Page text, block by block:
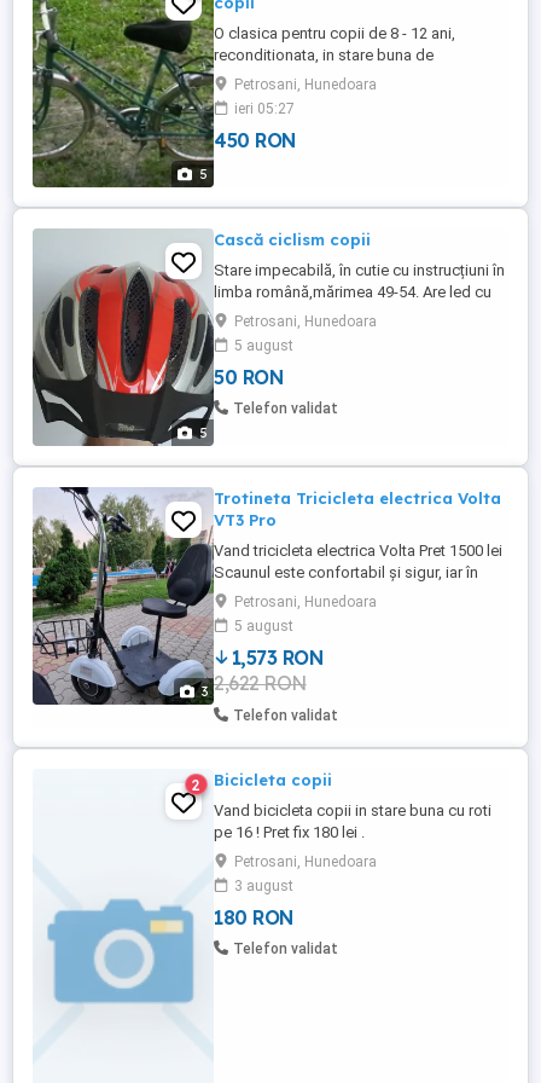
5
O clasica pentru copii de 8 - 12 ani,
reconditionata, in stare buna de
functionare. Model Peugeot DL-22,
fabricat în 1980. Roti de 22 inches, 3 viteze
(toate functionale), schimbator pe cadru.
Scaun cu husa gel, se ofera si scaunul
Petrosani, Hunedoara
ieri 05:27
450 RON
5
Cască ciclism copii
Stare impecabilă, în cutie cu instrucțiuni în
limba română,mărimea 49-54. Are led cu
semnalizare intermitenta în spate.
Petrosani, Hunedoara
5 august
50 RON
Telefon validat
3
Trotineta Tricicleta electrica Volta
VT3 Pro
Vand tricicleta electrica Volta Pret 1500 lei
Scaunul este confortabil și sigur, iar în
partea din față VT3 dispune de un coș de
depozitare, util pentru cumpărături sau
pentru bagajele de zi cu zi. Cu o greutate
proprie de doar 55 kg și dimensiuni
compacte de 1120 x 800 x 1280 mm,
triciclul este ușor ...
Petrosani, Hunedoara
5 august
1,573 RON
2,622 RON
Telefon validat
2 Bicicleta copii
Vand bicicleta copii in stare buna cu roti
pe 16 ! Pret fix 180 lei .
Petrosani, Hunedoara
3 august
180 RON
Telefon validat